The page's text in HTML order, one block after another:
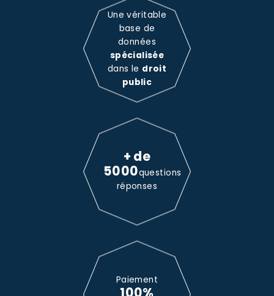
Une véritable
base de
données
spécialisée
dans le droit
public
+ de
5000questions
réponses
Paiement
100%